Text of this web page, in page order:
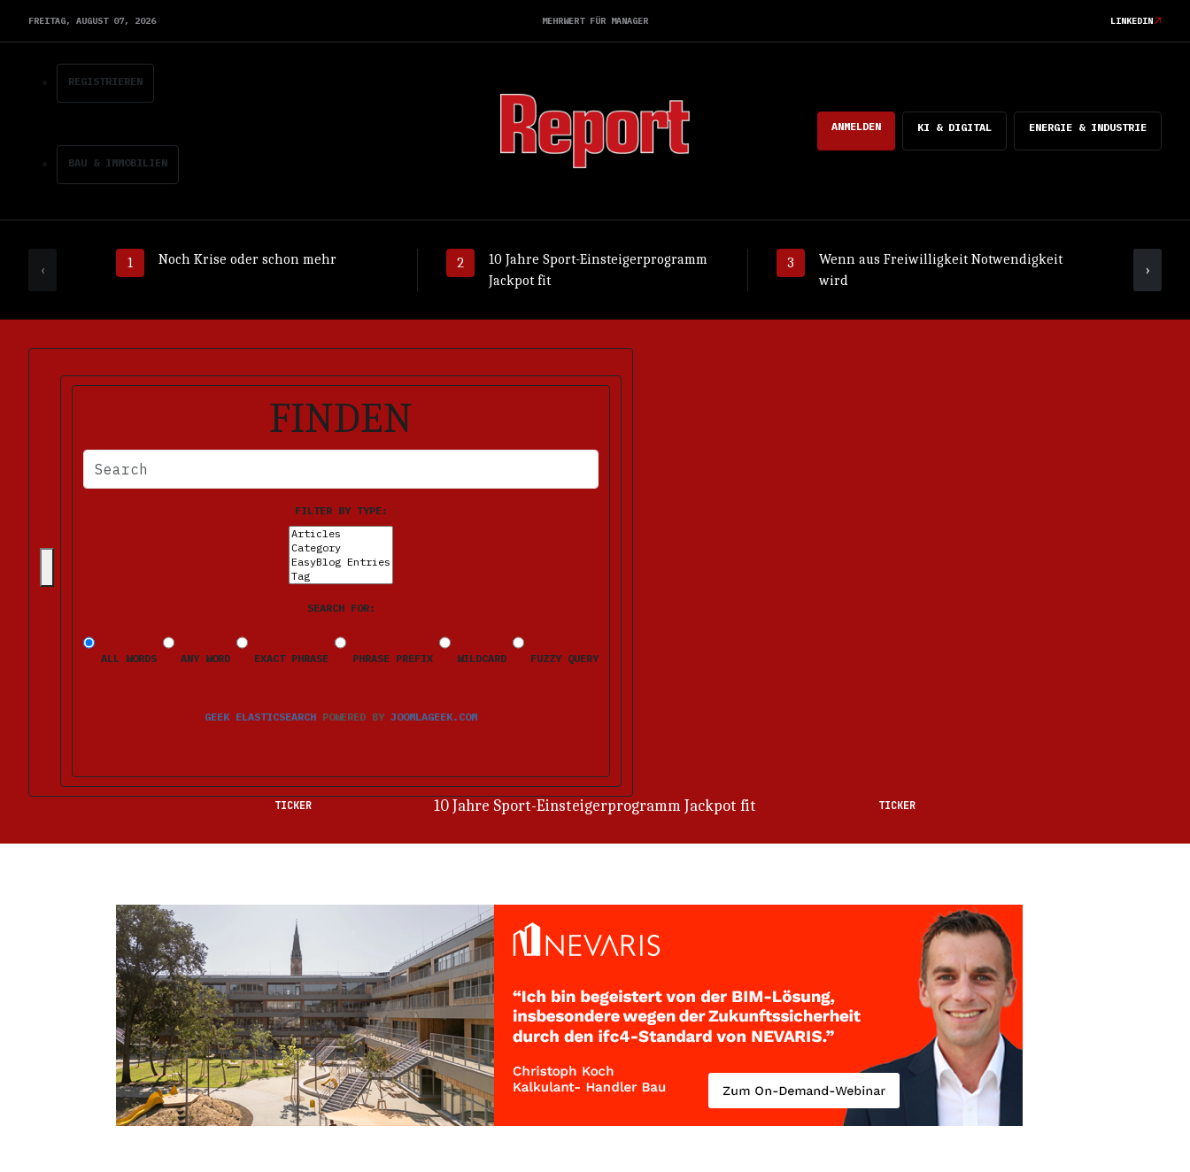
FREITAG, AUGUST 07, 2026 MEHRWERT FÜR MANAGER LINKEDIN
ANMELDEN KI & DIGITAL ENERGIE & INDUSTRIE
REGISTRIEREN
BAU & IMMOBILIEN
Noch Krise oder schon mehr
10 Jahre Sport-Einsteigerprogramm
Jackpot fit
Wenn aus Freiwilligkeit Notwendigkeit
wird
‹ ›
FINDEN
BITTE FÜLLEN SIE DIE ERFORDERLICHEN FELDER AUS. FEHLERMELDUNGEN ERSCHEINEN NACH DEM ABSENDEN BEIM JEWEILIGEN FELD.
FILTER BY TYPE:
SEARCH FOR:
ALL WORDS ANY WORD EXACT PHRASE PHRASE PREFIX WILDCARD FUZZY QUERY
GEEK ELASTICSEARCH POWERED BY JOOMLAGEEK.COM
TICKER Wenn aus Freiwilligkeit Notwendigkeit wird TICKER